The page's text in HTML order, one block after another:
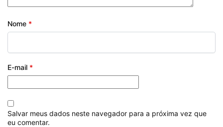
Nome *
E-mail *
Salvar meus dados neste navegador para a próxima vez que
eu comentar.